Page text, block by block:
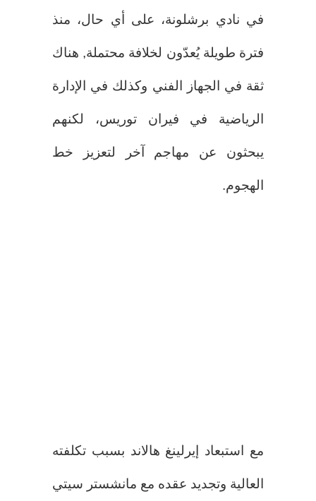
في نادي برشلونة، على أي حال، منذ
فترة طويلة يُعدّون لخلافة محتملة, هناك
ثقة في الجهاز الفني وكذلك في الإدارة
الرياضية في فيران توريس، لكنهم
يبحثون عن مهاجم آخر لتعزيز خط
الهجوم.
مع استبعاد إيرلينغ هالاند بسبب تكلفته
العالية وتجديد عقده مع مانشستر سيتي